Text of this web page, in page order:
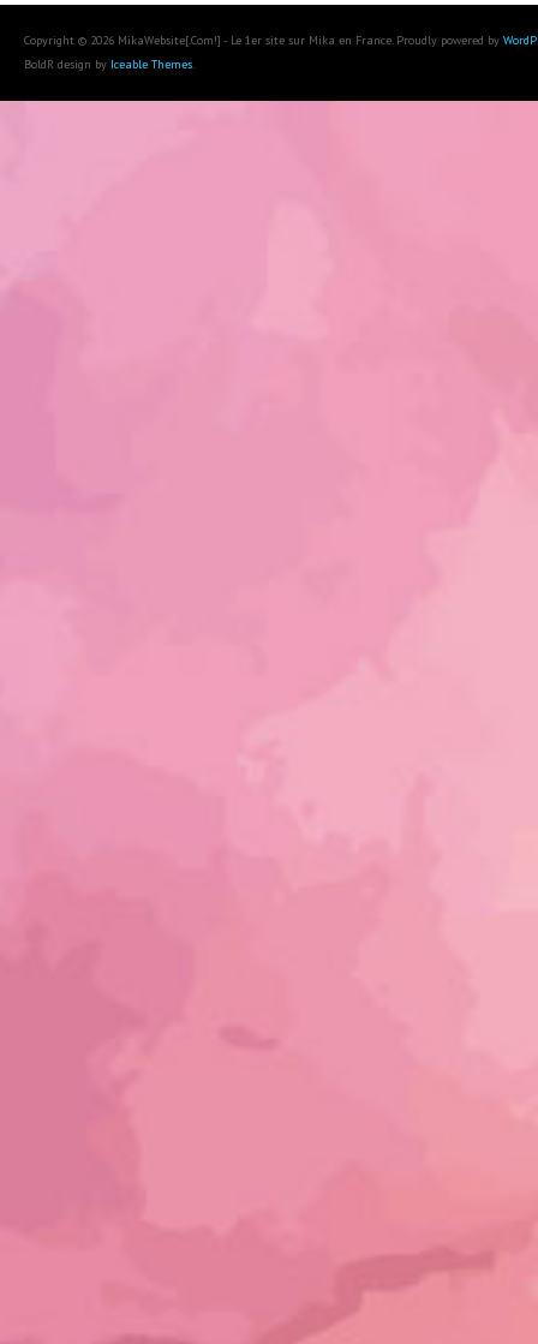
Copyright © 2026 MikaWebsite[.Com!] - Le 1er site sur Mika en France. Proudly powered by
BoldR design by Iceable Themes.